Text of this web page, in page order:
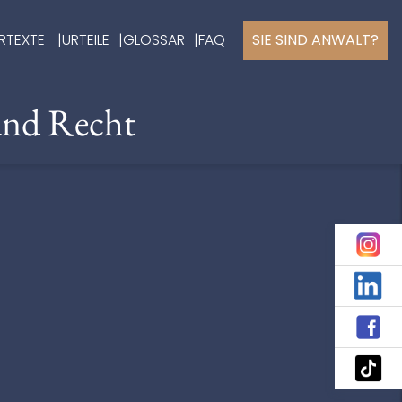
URTEILE GLOSSAR FAQ SIE SIND ANWALT?
Recht